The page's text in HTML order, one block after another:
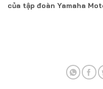
của tập đoàn Yamaha